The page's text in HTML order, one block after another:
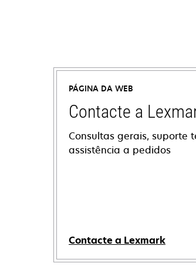
PÁGINA DA WEB
Contacte a
Consultas gerais, suporte
assistência a pedidos
Contacte a Lexmark